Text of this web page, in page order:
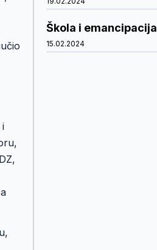
i
Škola i emancipacija
15.02.2024